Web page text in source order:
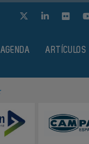
AGENDA ARTÍCULOS